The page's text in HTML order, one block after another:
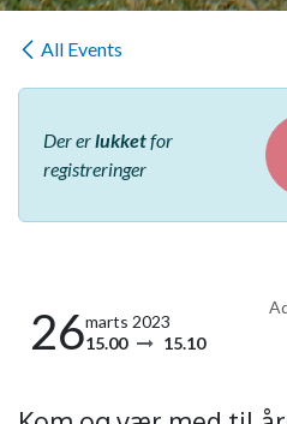
All Events
Der erlukketfor
registreringer
26marts 2023
15.00
15.10